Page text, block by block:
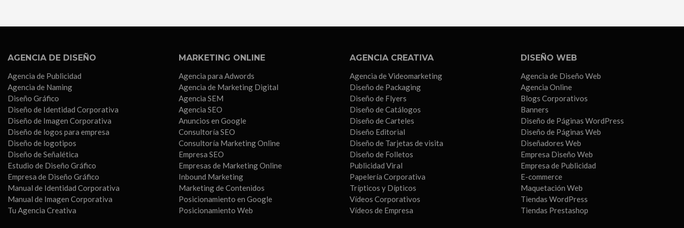
AGENCIA DE DISEÑO
Agencia de Publicidad
Agencia de Naming
Diseño Gráfico
Diseño de Identidad Corporativa
Diseño de Imagen Corporativa
Diseño de logos para empresa
Diseño de logotipos
Diseño de Señalética
Estudio de Diseño Gráfico
Empresa de Diseño Gráfico
Manual de Identidad Corporativa
Manual de Imagen Corporativa
Tu Agencia Creativa
MARKETING ONLINE
Agencia para Adwords
Agencia de Marketing Digital
Agencia SEM
Agencia SEO
Anuncios en Google
Consultoría SEO
Consultoría Marketing Online
Empresa SEO
Empresas de Marketing Online
Inbound Marketing
Marketing de Contenidos
Posicionamiento en Google
Posicionamiento Web
AGENCIA CREATIVA
Agencia de Videomarketing
Diseño de Packaging
Diseño de Flyers
Diseño de Catálogos
Diseño de Carteles
Diseño Editorial
Diseño de Tarjetas de visita
Diseño de Folletos
Publicidad Viral
Papelería Corporativa
Trípticos y Dípticos
Vídeos Corporativos
Vídeos de Empresa
DISEÑO WEB
Agencia de Diseño Web
Agencia Online
Blogs Corporativos
Banners
Diseño de Páginas WordPress
Diseño de Páginas Web
Diseñadores Web
Empresa Diseño Web
Empresa de Publicidad
E-commerce
Maquetación Web
Tiendas WordPress
Tiendas Prestashop